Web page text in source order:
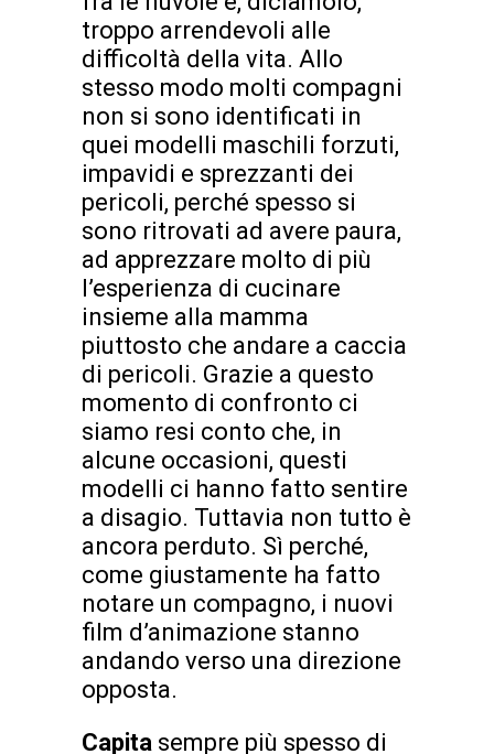
troppo arrendevoli alle
difficoltà della vita. Allo
stesso modo molti compagni
non si sono identificati in
quei modelli maschili forzuti,
impavidi e sprezzanti dei
pericoli, perché spesso si
sono ritrovati ad avere paura,
ad apprezzare molto di più
l’esperienza di cucinare
insieme alla mamma
piuttosto che andare a caccia
di pericoli. Grazie a questo
momento di confronto ci
siamo resi conto che, in
alcune occasioni, questi
modelli ci hanno fatto sentire
a disagio. Tuttavia non tutto è
ancora perduto. Sì perché,
come giustamente ha fatto
notare un compagno, i nuovi
film d’animazione stanno
andando verso una direzione
opposta.
Capita sempre più spesso di